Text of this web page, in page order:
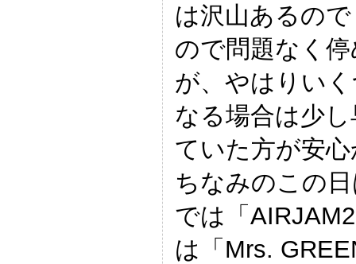
は沢山あるの
ので問題なく
が、やはりい
なる場合は少
ていた方が安
ちなみのこの
では「
は「Mrs.